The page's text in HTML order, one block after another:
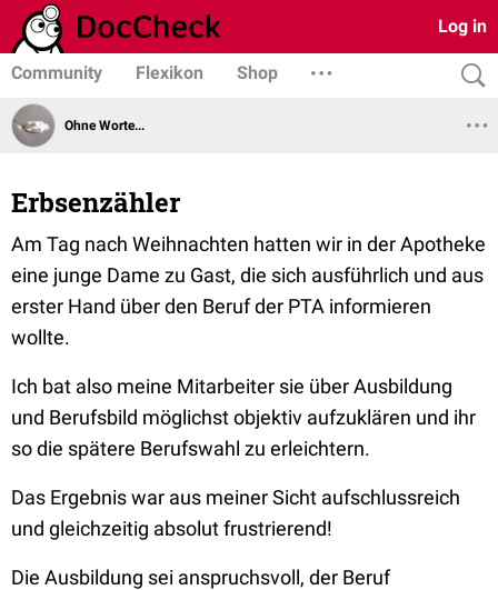
Log in
Community Flexikon Shop
Ohne Worte...
Erbsenzähler
Am Tag nach Weihnachten hatten wir in der Apotheke
eine junge Dame zu Gast, die sich ausführlich und aus
erster Hand über den Beruf der PTA informieren
wollte.
Ich bat also meine Mitarbeiter sie über Ausbildung
und Berufsbild möglichst objektiv aufzuklären und ihr
so die spätere Berufswahl zu erleichtern.
Das Ergebnis war aus meiner Sicht aufschlussreich
und gleichzeitig absolut frustrierend!
Die Ausbildung sei anspruchsvoll, der Beruf